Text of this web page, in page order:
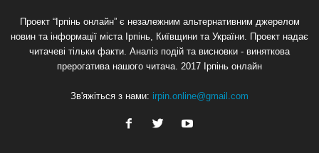
Проект “Ірпінь онлайн” є незалежним альтернативним джерелом
новин та інформації міста Ірпінь, Київщини та України. Проект надає
читачеві тільки факти. Аналіз подій та висновки - виняткова
прерогатива нашого читача. 2017 Ірпінь онлайн
Зв'яжіться з нами: irpin.online@gmail.com